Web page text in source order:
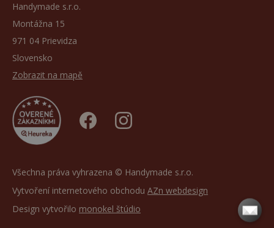
Handymade s.r.o.
Montážna 15
971 04 Prievidza
Slovensko
Zobrazit na mapě
Všechna práva vyhrazena © Handymade s.r.o.
Vytvoření internetového obchodu AZn webdesign
Design vytvořilo monokel štúdio